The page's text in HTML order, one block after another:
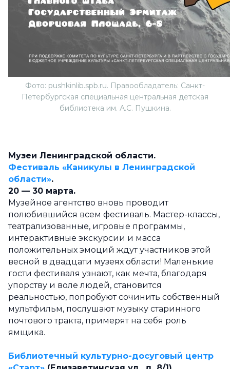
Фото: pushkinlib.spb.ru. Правообладатель: Санкт-
Петербургская специальная центральная детская
библиотека им. А.С. Пушкина.
Музеи Ленинградской области.
Фестиваль «Каникулы в Ленинградской
области».
20 — 30 марта.
Музейное агентство вновь проводит
полюбившийся всем фестиваль. Мастер-классы,
театрализованные, игровые программы,
интерактивные экскурсии и масса
положительных эмоций ждут участников этой
весной в двадцати музеях области! Маленькие
гости фестиваля узнают, как мечта, благодаря
упорству и воле людей, становится
реальностью, попробуют сочинить собственный
мультфильм, послушают музыку старинного
почтового тракта, примерят на себя роль
ямщика.
Библиотечный культурно-досуговый центр